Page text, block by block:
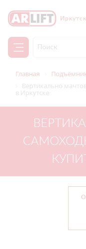
Иркутск
Главная
Вертикально
в Иркутске